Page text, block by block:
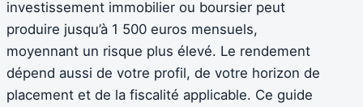
investissement immobilier ou boursier peut
produire jusqu’à 1 500 euros mensuels,
moyennant un risque plus élevé. Le rendement
dépend aussi de votre profil, de votre horizon de
placement et de la fiscalité applicable. Ce guide